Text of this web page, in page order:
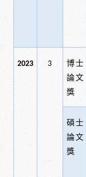
2023 3
博士
論文
獎
碩士
論文
獎